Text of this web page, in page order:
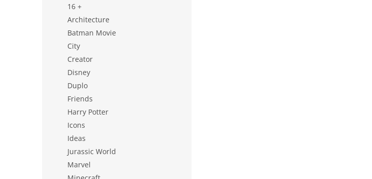
16 +
Architecture
Batman Movie
City
Creator
Disney
Duplo
Friends
Harry Potter
Icons
Ideas
Jurassic World
Marvel